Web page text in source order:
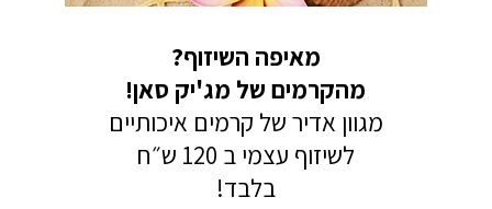
מאיפה השיזוף?
מהקרמים של מג'יק סאן!
מגוון אדיר של קרמים איכותיים
לשיזוף עצמי ב 120 ש״ח
בלבד!